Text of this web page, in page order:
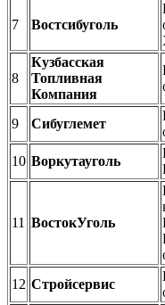
7 Востсибуголь
8
Кузбасская
Топливная
Компания
9 Сибуглемет
10 Воркутауголь
11 ВостокУголь
12 Стройсервис